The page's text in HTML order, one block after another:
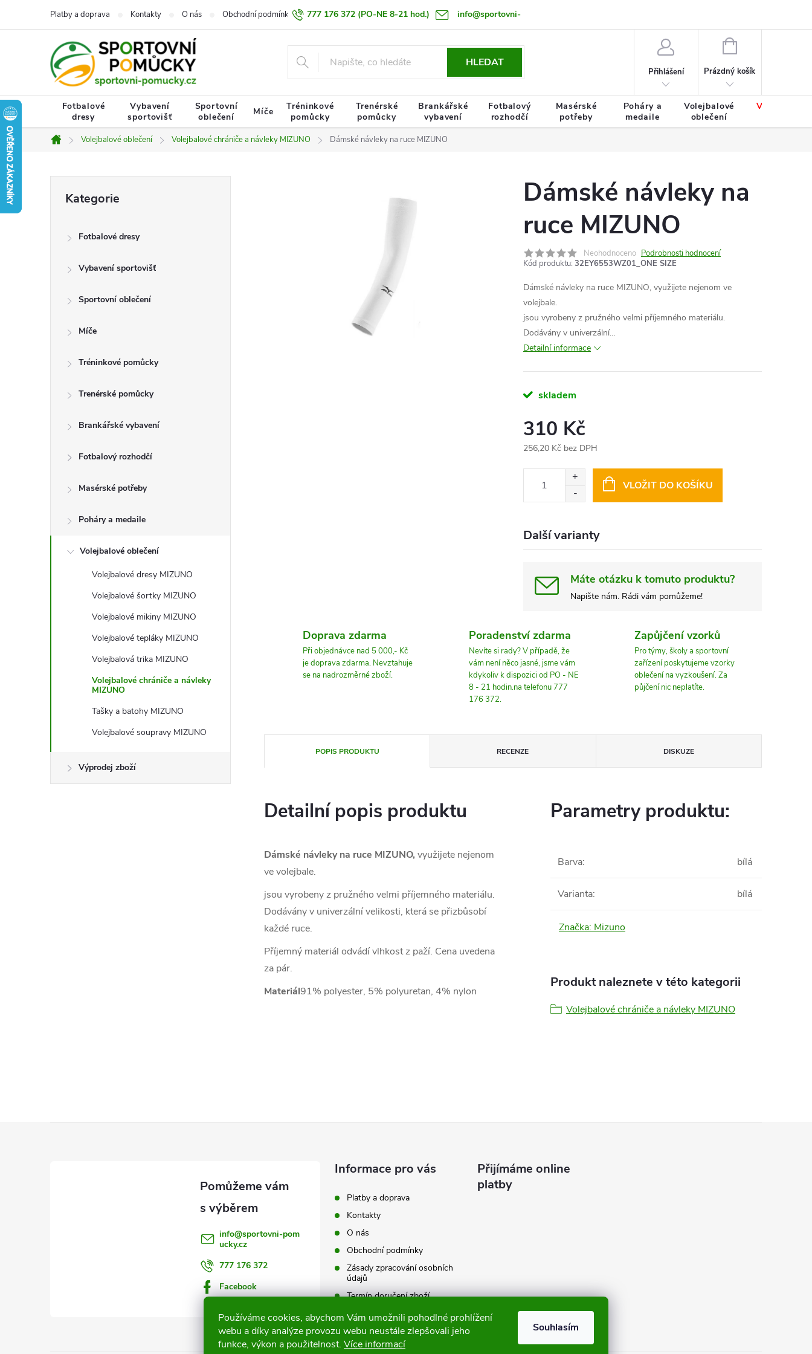
Používáme cookies, abychom Vám umožnili pohodlné prohlížení
webu a díky analýze provozu webu neustále zlepšovali jeho
funkce, výkon a použitelnost. Více informací
Souhlasím
777 176 372 (PO-NE 8-21 hod.) info@sportovni-
pomucky.cz
Platby a doprava Kontakty O nás Obchodní podmínky Zásady zpracování osobních údajů Termín doručení zboží
HLEDAT
Přihlášení
NÁKUPNÍ
Prázdný košík
Fotbalové
dresy
Vybavení
sportovišť
Sportovní
oblečení
Míče
Tréninkové
pomůcky
Trenérské
pomůcky
Brankářské
vybavení
Fotbalový
rozhodčí
Masérské
potřeby
Poháry a
medaile
Volejbalové
oblečení
Výprodej
Domů
Volejbalové oblečení Volejbalové chrániče a návleky MIZUNO Dámské návleky na ruce MIZUNO
kategorie
Kategorie
Fotbalové dresy
Vybavení sportovišť
Sportovní oblečení
Míče
Tréninkové pomůcky
Trenérské pomůcky
Brankářské vybavení
Fotbalový rozhodčí
Masérské potřeby
Poháry a medaile
Volejbalové oblečení
Volejbalové dresy MIZUNO
Volejbalové šortky MIZUNO
Volejbalové mikiny MIZUNO
Volejbalové tepláky MIZUNO
Volejbalová trika MIZUNO
Volejbalové chrániče a návleky
MIZUNO
Tašky a batohy MIZUNO
Volejbalové soupravy MIZUNO
Výprodej zboží
Dámské návleky na
ruce MIZUNO
Neohodnoceno Podrobnosti hodnocení
Kód produktu: 32EY6553WZ01_ONE SIZE
Dámské návleky na ruce MIZUNO, využijete nejenom ve
volejbale.
jsou vyrobeny z pružného velmi příjemného materiálu.
Dodávány v univerzální…
Detailní informace
skladem
310 Kč
256,20 Kč bez DPH
VLOŽIT DO KOŠÍKU
Další varianty
Máte otázku k tomuto produktu?
Napište nám. Rádi vám pomůžeme!
Doprava zdarma
Při objednávce nad 5 000,- Kč
je doprava zdarma. Nevztahuje
se na nadrozměrné zboží.
Poradenství zdarma
Nevíte si rady? V případě, že
vám není něco jasné, jsme vám
kdykoliv k dispozici od PO - NE
8 - 21 hodin.na telefonu 777
176 372.
Zapůjčení vzorků
Pro týmy, školy a sportovní
zařízení poskytujeme vzorky
oblečení na vyzkoušení. Za
půjčení nic neplatíte.
POPIS PRODUKTU RECENZE DISKUZE
Detailní popis produktu
Dámské návleky na ruce MIZUNO, využijete nejenom
ve volejbale.
jsou vyrobeny z pružného velmi příjemného materiálu.
Dodávány v univerzální velikosti, která se přizbůsobí
každé ruce.
Příjemný materiál odvádí vlhkost z paží. Cena uvedena
za pár.
Materiál91% polyester, 5% polyuretan, 4% nylon
Parametry produktu:
Barva: bílá
Varianta: bílá
Značka: Mizuno
Produkt naleznete v této kategorii
Volejbalové chrániče a návleky MIZUNO
info@sportovni-pom
ucky.cz
777 176 372
Facebook
Informace pro vás
Platby a doprava
Kontakty
O nás
Obchodní podmínky
Zásady zpracování osobních
údajů
Termín doručení zboží
Výměna a vrácení zboží
Tabulky velikostí
Přijímáme online
platby